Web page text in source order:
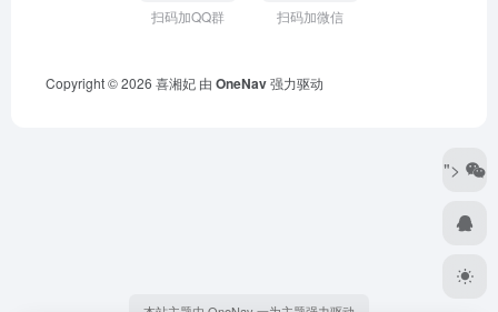
扫码加QQ群 扫码加微信
Copyright © 2026 喜湘妃 由 OneNav强力驱动
">